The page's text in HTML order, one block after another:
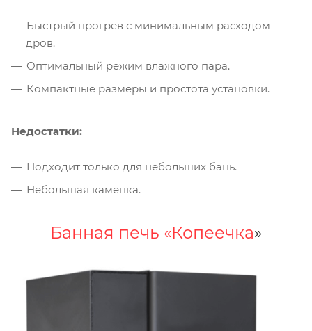
Быстрый прогрев с минимальным расходом
дров.
Оптимальный режим влажного пара.
Компактные размеры и простота установки.
Недостатки:
Подходит только для небольших бань.
Небольшая каменка.
Банная печь «Копеечка»